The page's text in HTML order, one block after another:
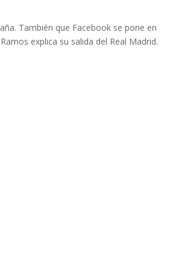
También que Facebook se pone en
explica su salida del Real Madrid.